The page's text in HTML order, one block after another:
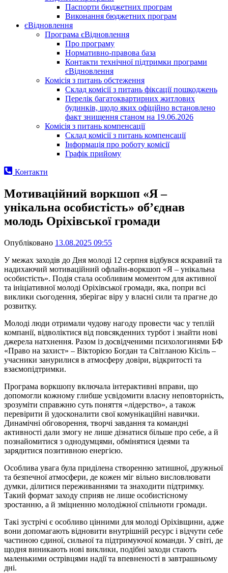
Паспорти бюджетних програм
Виконання бюджетних програм
єВідновлення
Програма єВідновлення
Про програму
Нормативно-правова база
Контакти технічної підтримки програми
єВідновлення
Комісія з питань обстеження
Склад комісії з питань фіксації пошкоджень
Перелік багатоквартирних житлових
будинків, щодо яких офіційно встановлено
факт знищення станом на 19.06.2026
Комісія з питань компенсації
Склад комісії з питань компенсації
Інформація про роботу комісії
Графік прийому
Контакти
Мотиваційний воркшоп «Я –
унікальна особистість» об’єднав
молодь Оріхівської громади
Опубліковано 13.08.2025 09:55
У межах заходів до Дня молоді 12 серпня відбувся яскравий та
надихаючий мотиваційний офлайн-воркшоп «Я – унікальна
особистість». Подія стала особливим моментом для активної
та ініціативної молоді Оріхівської громади, яка, попри всі
виклики сьогодення, зберігає віру у власні сили та прагне до
розвитку.
Молоді люди отримали чудову нагоду провести час у теплій
компанії, відволіктися від повсякденних турбот і знайти нові
джерела натхнення. Разом із досвідченими психологинями БФ
«Право на захист» – Вікторією Богдан та Світланою Кісіль –
учасники занурилися в атмосферу довіри, відкритості та
взаємопідтримки.
Програма воркшопу включала інтерактивні вправи, що
допомогли кожному глибше усвідомити власну неповторність,
зрозуміти справжню суть поняття «лідерство», а також
перевірити й удосконалити свої комунікаційні навички.
Динамічні обговорення, творчі завдання та командні
активності дали змогу не лише дізнатися більше про себе, а й
познайомитися з однодумцями, обмінятися ідеями та
зарядитися позитивною енергією.
Особлива увага була приділена створенню затишної, дружньої
та безпечної атмосфери, де кожен міг вільно висловлювати
думки, ділитися переживаннями та знаходити підтримку.
Такий формат заходу сприяв не лише особистісному
зростанню, а й зміцненню молодіжної спільноти громади.
Такі зустрічі є особливо цінними для молоді Оріхівщини, адже
вони допомагають відновити внутрішній ресурс і відчути себе
частиною єдиної, сильної та підтримуючої команди. У світі, де
щодня виникають нові виклики, подібні заходи стають
маленькими острівцями надії та впевненості в завтрашньому
дні.